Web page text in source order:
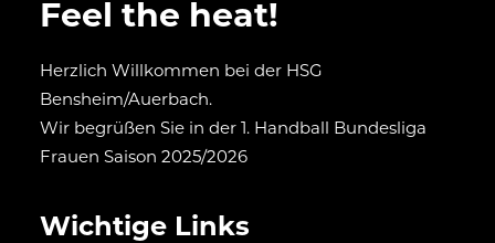
Feel the heat!
Herzlich Willkommen bei der HSG
Bensheim/Auerbach.
Wir begrüßen Sie in der 1. Handball Bundesliga
Frauen Saison 2025/2026
Wichtige Links